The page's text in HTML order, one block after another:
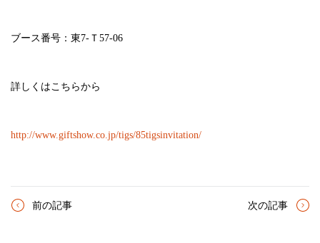
ブース番号：東7-Ｔ57-06
詳しくはこちらから
http://www.giftshow.co.jp/tigs/85tigsinvitation/
前の記事 次の記事